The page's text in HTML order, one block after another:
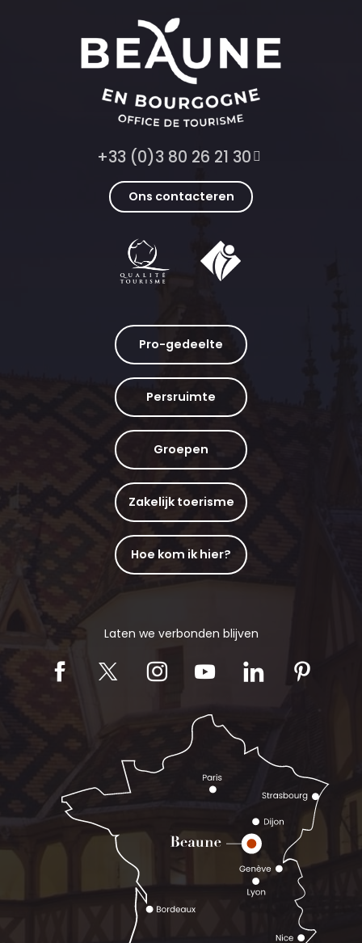
+33 (0)3 80 26 21 30
Ons contacteren
Pro-gedeelte
Persruimte
Groepen
Zakelijk toerisme
Hoe kom ik hier?
Laten we verbonden blijven